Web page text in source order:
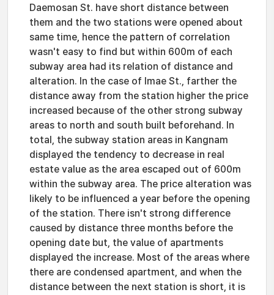
Daemosan St. have short distance between
them and the two stations were opened about
same time, hence the pattern of correlation
wasn't easy to find but within 600m of each
subway area had its relation of distance and
alteration. In the case of Imae St., farther the
distance away from the station higher the price
increased because of the other strong subway
areas to north and south built beforehand. In
total, the subway station areas in Kangnam
displayed the tendency to decrease in real
estate value as the area escaped out of 600m
within the subway area. The price alteration was
likely to be influenced a year before the opening
of the station. There isn't strong difference
caused by distance three months before the
opening date but, the value of apartments
displayed the increase. Most of the areas where
there are condensed apartment, and when the
distance between the next station is short, it is